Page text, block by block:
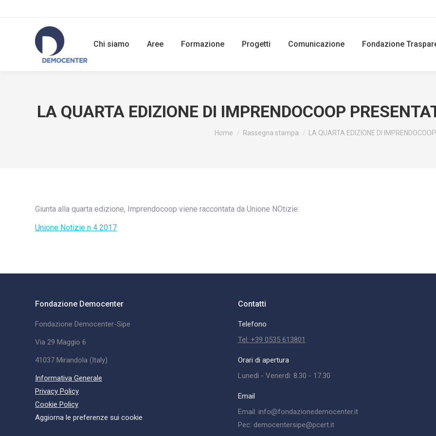
Chi siamo Aree Formazione Progetti Comunicazione Fondazione
LA QUARTA EDIZIONE DI IMPRENDOCOOP
You are here:
Home Rassegna stampa LA QUARTA EDIZIONE DI IMPRENDOCOOP…
Giunta alla quarta edizione, Imprendocoop viene raccontata da Unione NOtizie:
Unione Notizie n 4 2017
Fondazione Democenter
Fondazione Democenter-Sipe
Via 29 Maggio 6
41037 Mirandola (Italy)
Informativa Generale
Privacy Policy
Cookie Policy
Aggiorna le preferenze sui cookie
Contatti
Telefono
Tel: +39 0535 613801
Orari di apertura
Lunedì - Venerdì: 8.30 - 17.30
Email
Email: info@fondazionedemocenter.it
Pec: democentersipe@pcert.it